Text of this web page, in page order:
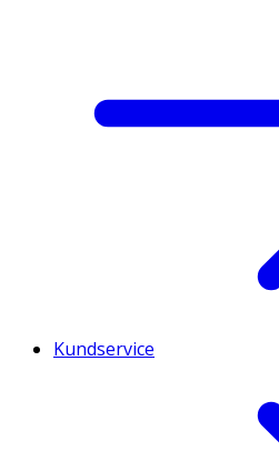
Kundservice